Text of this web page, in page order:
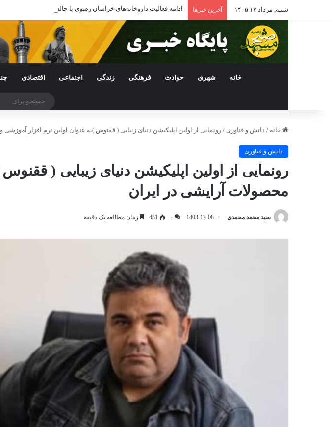
شنبه, مرداد ۱۷ ۱۴۰۵ آخرین خبرها ادامه فعالیت داروخانه‌های خراسان رضوی با چالش مواجه شده است
خانه شهری حوادث فرهنگی زندگی اجتماعی اقتصادی
خانه / دانش و فناوری / رونمایی از اولین اپلیکیشن دنیای زیبایی ( ققنوس )به عنوان اولین نرم افزار
دانش و فناوری
رونمایی از اولین اپلیکیشن دنیای زیبایی (
محصولات آرایشی در ایران
سید محمد محمدی 1403-12-08 ۰ 431 زمان مطالعه یک دقیقه